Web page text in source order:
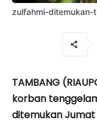
zulfahmi-
TAMBANG
korban
ditemukan